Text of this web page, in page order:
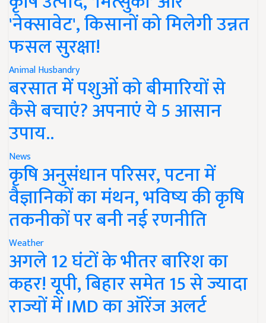
'नेक्सावेट', किसानों को मिलेगी उन्नत
फसल सुरक्षा!
Animal Husbandry
बरसात में पशुओं को बीमारियों से
कैसे बचाएं? अपनाएं ये 5 आसान
उपाय..
News
कृषि अनुसंधान परिसर, पटना में
वैज्ञानिकों का मंथन, भविष्य की कृषि
तकनीकों पर बनी नई रणनीति
Weather
अगले 12 घंटों के भीतर बारिश का
कहर! यूपी, बिहार समेत 15 से ज्यादा
राज्यों में IMD का ऑरेंज अलर्ट